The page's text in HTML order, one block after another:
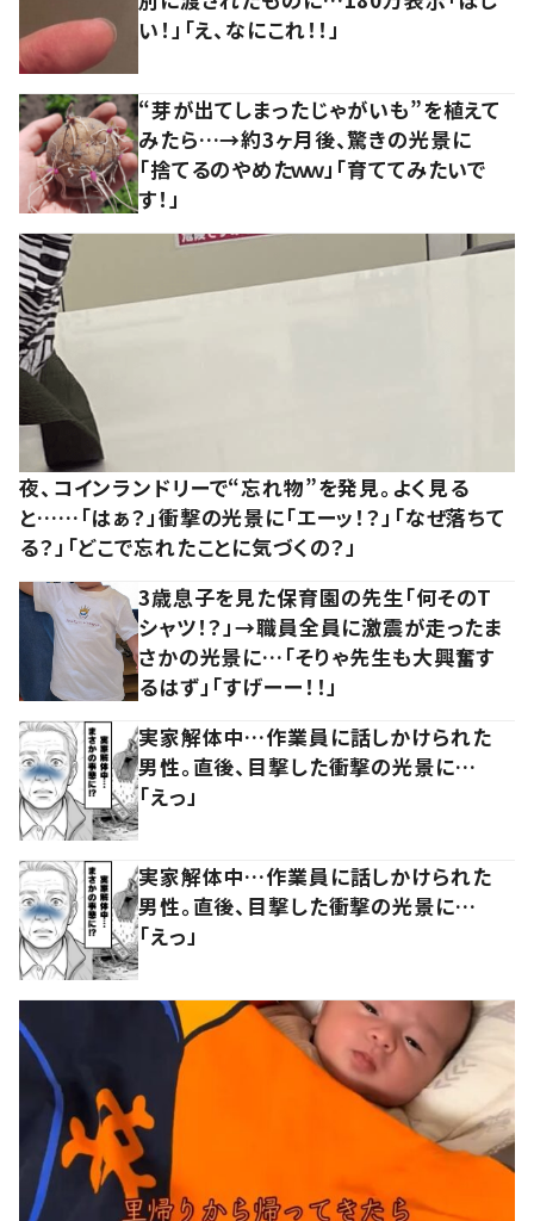
い！」「え、なにこれ！！」
“芽が出てしまったじゃがいも”を植えて
みたら…→約3ヶ月後、驚きの光景に
「捨てるのやめたｗｗ」「育ててみたいで
す！」
夜、コインランドリーで“忘れ物”を発見。よく見る
と……「はぁ？」衝撃の光景に「エーッ！？」「なぜ落ちて
る？」「どこで忘れたことに気づくの？」
3歳息子を見た保育園の先生「何そのT
シャツ！？」→職員全員に激震が走ったま
さかの光景に…「そりゃ先生も大興奮す
るはず」「すげーー！！」
実家解体中…作業員に話しかけられた
男性。直後、目撃した衝撃の光景に…
「えっ」
実家解体中…作業員に話しかけられた
男性。直後、目撃した衝撃の光景に…
「えっ」